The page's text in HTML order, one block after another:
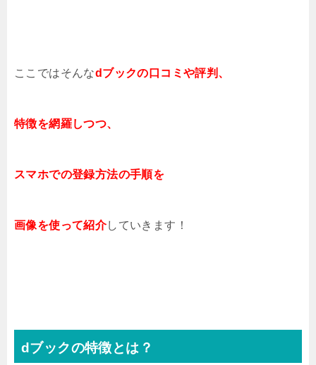
ここではそんなdブックの口コミや評判、
特徴を網羅しつつ、
スマホでの登録方法の手順を
画像を使って紹介していきます！
dブックの特徴とは？